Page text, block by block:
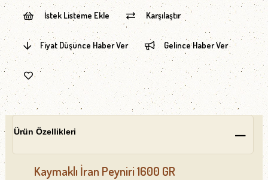
İstek Listeme Ekle Karşılaştır
Fiyat Düşünce Haber Ver Gelince Haber Ver
Ürün Özellikleri
Kaymaklı İran Peyniri 1600 GR